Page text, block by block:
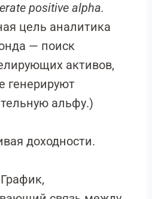
positive alpha.
цель аналитика
— поиск
активов,
генерируют
альфу.)
доходности.
График,